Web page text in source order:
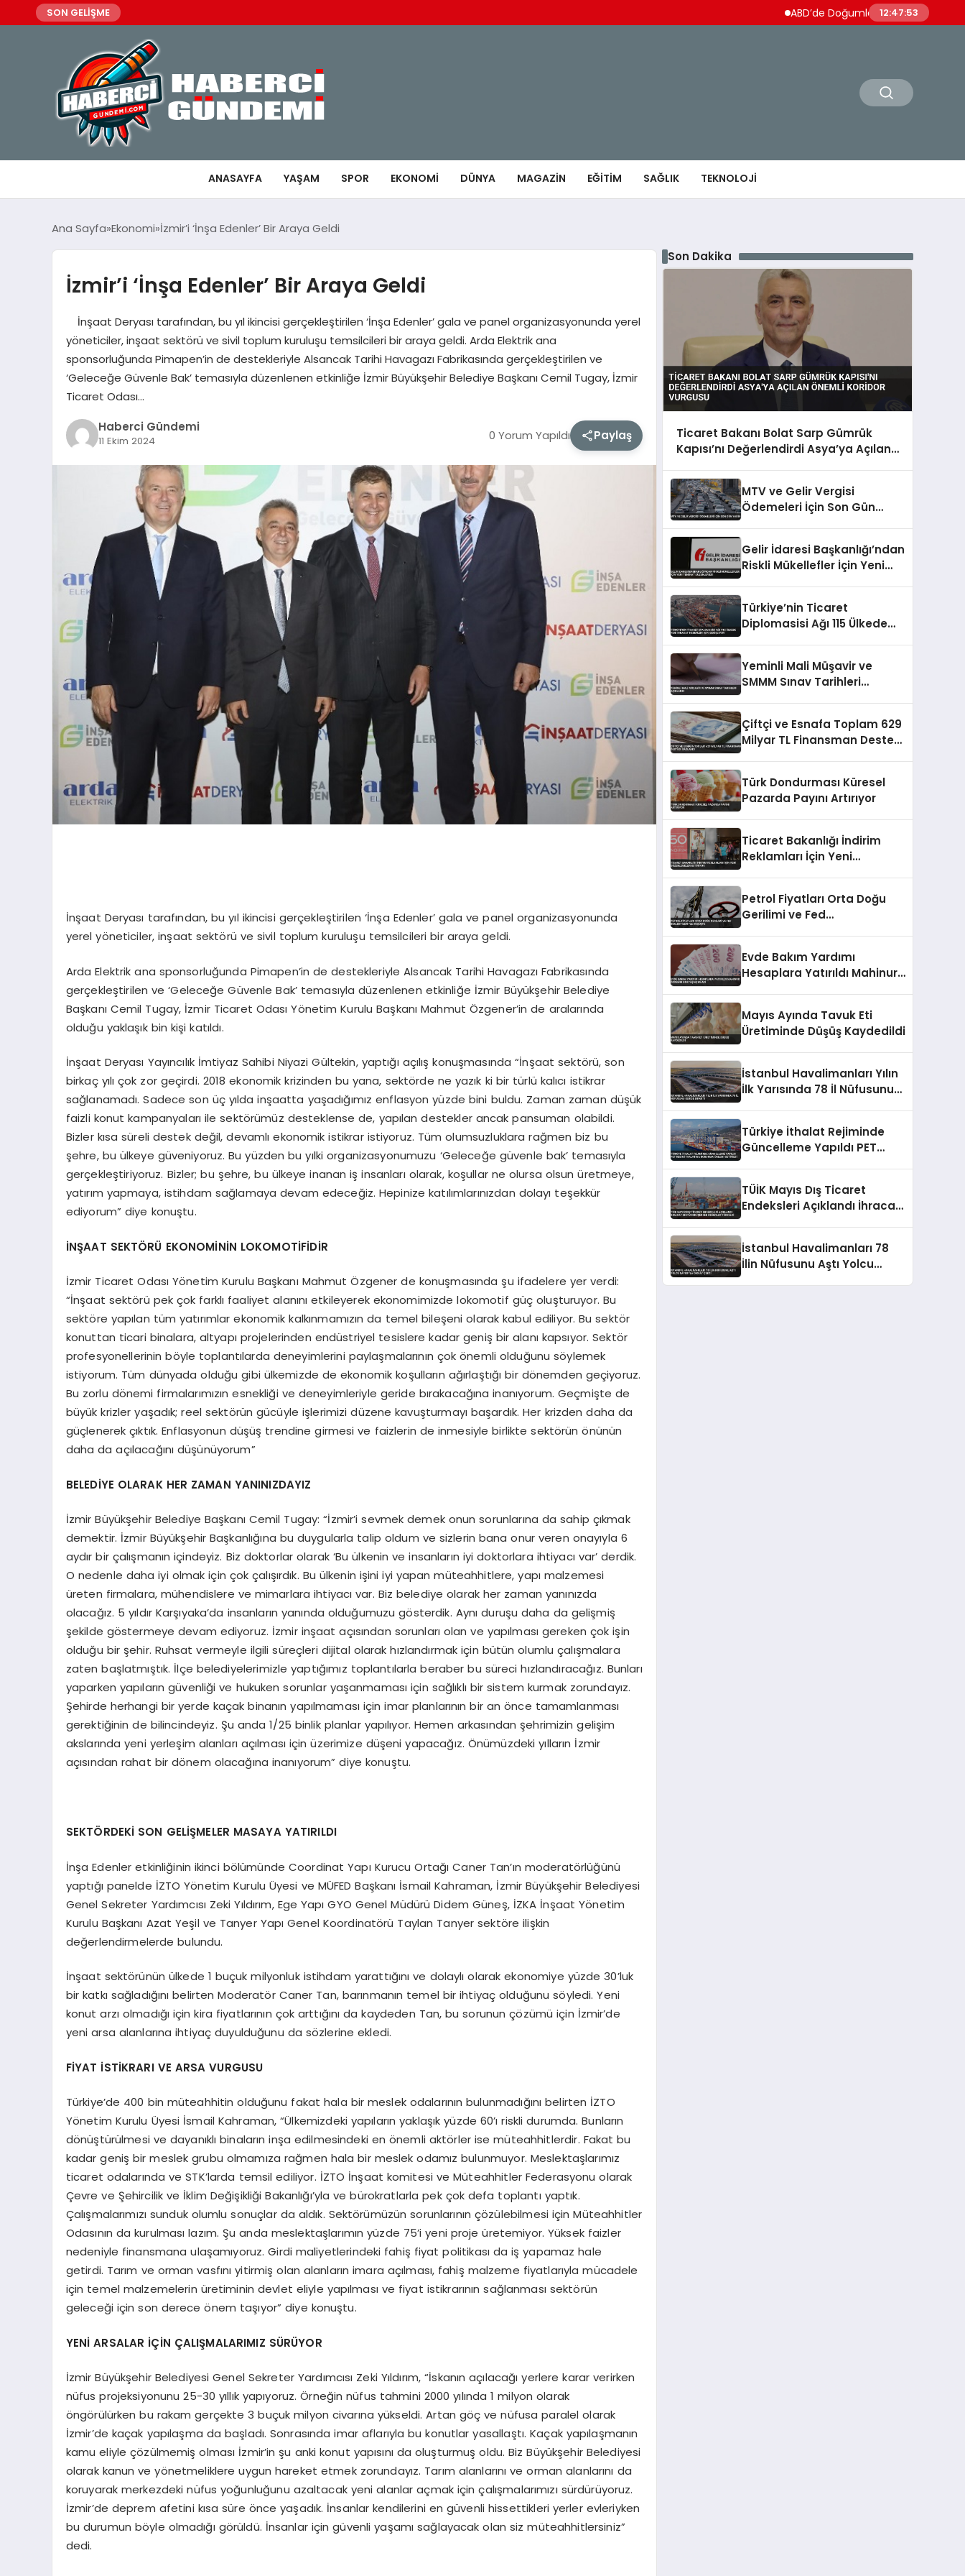
SON GELİŞME ABD’de Doğumla Vatandaşlık
12:47:54
ANASAYFA YAŞAM SPOR EKONOMI DÜNYA MAGAZIN EĞITIM SAĞLIK TEKNOLOJI
Ana Sayfa Ekonomi İzmir’i ‘İnşa Edenler’ Bir Araya Geldi
İzmir’i ‘İnşa Edenler’ Bir Araya Geldi
İnşaat Deryası tarafından, bu yıl ikincisi gerçekleştirilen ‘İnşa Edenler’ gala ve panel organizasyonunda yerel
yöneticiler, inşaat sektörü ve sivil toplum kuruluşu temsilcileri bir araya geldi. Arda Elektrik ana
sponsorluğunda Pimapen’in de destekleriyle Alsancak Tarihi Havagazı Fabrikasında gerçekleştirilen ve
‘Geleceğe Güvenle Bak’ temasıyla düzenlenen etkinliğe İzmir Büyükşehir Belediye Başkanı Cemil Tugay, İzmir
Ticaret Odası…
Haberci Gündemi
11 Ekim 2024 0 Yorum Yapıldı Paylaş
İnşaat Deryası tarafından, bu yıl ikincisi gerçekleştirilen ‘İnşa Edenler’ gala ve panel organizasyonunda
yerel yöneticiler, inşaat sektörü ve sivil toplum kuruluşu temsilcileri bir araya geldi.
Arda Elektrik ana sponsorluğunda Pimapen’in de destekleriyle Alsancak Tarihi Havagazı Fabrikasında
gerçekleştirilen ve ‘Geleceğe Güvenle Bak’ temasıyla düzenlenen etkinliğe İzmir Büyükşehir Belediye
Başkanı Cemil Tugay, İzmir Ticaret Odası Yönetim Kurulu Başkanı Mahmut Özgener’in de aralarında
olduğu yaklaşık bin kişi katıldı.
İnşaat Deryası Yayıncılık İmtiyaz Sahibi Niyazi Gültekin, yaptığı açılış konuşmasında “İnşaat sektörü, son
birkaç yılı çok zor geçirdi. 2018 ekonomik krizinden bu yana, sektörde ne yazık ki bir türlü kalıcı istikrar
sağlanamadı. Sadece son üç yılda inşaatta yaşadığımız enflasyon yüzde bini buldu. Zaman zaman düşük
faizli konut kampanyaları ile sektörümüz desteklense de, yapılan destekler ancak pansuman olabildi.
Bizler kısa süreli destek değil, devamlı ekonomik istikrar istiyoruz. Tüm olumsuzluklara rağmen biz bu
şehre, bu ülkeye güveniyoruz. Bu yüzden bu yılki organizasyonumuzu ‘Geleceğe güvenle bak’ temasıyla
gerçekleştiriyoruz. Bizler; bu şehre, bu ülkeye inanan iş insanları olarak, koşullar ne olursa olsun üretmeye,
yatırım yapmaya, istihdam sağlamaya devam edeceğiz. Hepinize katılımlarınızdan dolayı teşekkür
ediyorum” diye konuştu.
İNŞAAT SEKTÖRÜ EKONOMİNİN LOKOMOTİFİDİR
İzmir Ticaret Odası Yönetim Kurulu Başkanı Mahmut Özgener de konuşmasında şu ifadelere yer verdi:
“İnşaat sektörü pek çok farklı faaliyet alanını etkileyerek ekonomimizde lokomotif güç oluşturuyor. Bu
sektöre yapılan tüm yatırımlar ekonomik kalkınmamızın da temel bileşeni olarak kabul ediliyor. Bu sektör
konuttan ticari binalara, altyapı projelerinden endüstriyel tesislere kadar geniş bir alanı kapsıyor. Sektör
profesyonellerinin böyle toplantılarda deneyimlerini paylaşmalarının çok önemli olduğunu söylemek
istiyorum. Tüm dünyada olduğu gibi ülkemizde de ekonomik koşulların ağırlaştığı bir dönemden geçiyoruz.
Bu zorlu dönemi firmalarımızın esnekliği ve deneyimleriyle geride bırakacağına inanıyorum. Geçmişte de
büyük krizler yaşadık; reel sektörün gücüyle işlerimizi düzene kavuşturmayı başardık. Her krizden daha da
güçlenerek çıktık. Enflasyonun düşüş trendine girmesi ve faizlerin de inmesiyle birlikte sektörün önünün
daha da açılacağını düşünüyorum”
BELEDİYE OLARAK HER ZAMAN YANINIZDAYIZ
İzmir Büyükşehir Belediye Başkanı Cemil Tugay: “İzmir’i sevmek demek onun sorunlarına da sahip çıkmak
demektir. İzmir Büyükşehir Başkanlığına bu duygularla talip oldum ve sizlerin bana onur veren onayıyla 6
aydır bir çalışmanın içindeyiz. Biz doktorlar olarak ‘Bu ülkenin ve insanların iyi doktorlara ihtiyacı var’ derdik.
O nedenle daha iyi olmak için çok çalışırdık. Bu ülkenin işini iyi yapan müteahhitlere, yapı malzemesi
üreten firmalara, mühendislere ve mimarlara ihtiyacı var. Biz belediye olarak her zaman yanınızda
olacağız. 5 yıldır Karşıyaka’da insanların yanında olduğumuzu gösterdik. Aynı duruşu daha da gelişmiş
şekilde göstermeye devam ediyoruz. İzmir inşaat açısından sorunları olan ve yapılması gereken çok işin
olduğu bir şehir. Ruhsat vermeyle ilgili süreçleri dijital olarak hızlandırmak için bütün olumlu çalışmalara
zaten başlatmıştık. İlçe belediyelerimizle yaptığımız toplantılarla beraber bu süreci hızlandıracağız. Bunları
yaparken yapıların güvenliği ve hukuken sorunlar yaşanmaması için sağlıklı bir sistem kurmak zorundayız.
Şehirde herhangi bir yerde kaçak binanın yapılmaması için imar planlarının bir an önce tamamlanması
gerektiğinin de bilincindeyiz. Şu anda 1/25 binlik planlar yapılıyor. Hemen arkasından şehrimizin gelişim
akslarında yeni yerleşim alanları açılması için üzerimize düşeni yapacağız. Önümüzdeki yılların İzmir
açısından rahat bir dönem olacağına inanıyorum” diye konuştu.
SEKTÖRDEKİ SON GELİŞMELER MASAYA YATIRILDI
İnşa Edenler etkinliğinin ikinci bölümünde Coordinat Yapı Kurucu Ortağı Caner Tan’ın moderatörlüğünü
yaptığı panelde İZTO Yönetim Kurulu Üyesi ve MÜFED Başkanı İsmail Kahraman, İzmir Büyükşehir Belediyesi
Genel Sekreter Yardımcısı Zeki Yıldırım, Ege Yapı GYO Genel Müdürü Didem Güneş, İZKA İnşaat Yönetim
Kurulu Başkanı Azat Yeşil ve Tanyer Yapı Genel Koordinatörü Taylan Tanyer sektöre ilişkin
değerlendirmelerde bulundu.
İnşaat sektörünün ülkede 1 buçuk milyonluk istihdam yarattığını ve dolaylı olarak ekonomiye yüzde 30’luk
bir katkı sağladığını belirten Moderatör Caner Tan, barınmanın temel bir ihtiyaç olduğunu söyledi. Yeni
konut arzı olmadığı için kira fiyatlarının çok arttığını da kaydeden Tan, bu sorunun çözümü için İzmir’de
yeni arsa alanlarına ihtiyaç duyulduğunu da sözlerine ekledi.
FİYAT İSTİKRARI VE ARSA VURGUSU
Türkiye’de 400 bin müteahhitin olduğunu fakat hala bir meslek odalarının bulunmadığını belirten İZTO
Yönetim Kurulu Üyesi İsmail Kahraman, “Ülkemizdeki yapıların yaklaşık yüzde 60’ı riskli durumda. Bunların
dönüştürülmesi ve dayanıklı binaların inşa edilmesindeki en önemli aktörler ise müteahhitlerdir. Fakat bu
kadar geniş bir meslek grubu olmamıza rağmen hala bir meslek odamız bulunmuyor. Meslektaşlarımız
ticaret odalarında ve STK’larda temsil ediliyor. İZTO İnşaat komitesi ve Müteahhitler Federasyonu olarak
Çevre ve Şehircilik ve İklim Değişikliği Bakanlığı’yla ve bürokratlarla pek çok defa toplantı yaptık.
Çalışmalarımızı sunduk olumlu sonuçlar da aldık. Sektörümüzün sorunlarının çözülebilmesi için Müteahhitler
Odasının da kurulması lazım. Şu anda meslektaşlarımın yüzde 75’i yeni proje üretemiyor. Yüksek faizler
nedeniyle finansmana ulaşamıyoruz. Girdi maliyetlerindeki fahiş fiyat politikası da iş yapamaz hale
getirdi. Tarım ve orman vasfını yitirmiş olan alanların imara açılması, fahiş malzeme fiyatlarıyla mücadele
için temel malzemelerin üretiminin devlet eliyle yapılması ve fiyat istikrarının sağlanması sektörün
geleceği için son derece önem taşıyor” diye konuştu.
YENİ ARSALAR İÇİN ÇALIŞMALARIMIZ SÜRÜYOR
İzmir Büyükşehir Belediyesi Genel Sekreter Yardımcısı Zeki Yıldırım, “İskanın açılacağı yerlere karar verirken
nüfus projeksiyonunu 25-30 yıllık yapıyoruz. Örneğin nüfus tahmini 2000 yılında 1 milyon olarak
öngörülürken bu rakam gerçekte 3 buçuk milyon civarına yükseldi. Artan göç ve nüfusa paralel olarak
İzmir’de kaçak yapılaşma da başladı. Sonrasında imar aflarıyla bu konutlar yasallaştı. Kaçak yapılaşmanın
kamu eliyle çözülmemiş olması İzmir’in şu anki konut yapısını da oluşturmuş oldu. Biz Büyükşehir Belediyesi
olarak kanun ve yönetmeliklere uygun hareket etmek zorundayız. Tarım alanlarını ve orman alanlarını da
koruyarak merkezdeki nüfus yoğunluğunu azaltacak yeni alanlar açmak için çalışmalarımızı sürdürüyoruz.
İzmir’de deprem afetini kısa süre önce yaşadık. İnsanlar kendilerini en güvenli hissettikleri yerler evleriyken
bu durumun böyle olmadığı görüldü. İnsanlar için güvenli yaşamı sağlayacak olan siz müteahhitlersiniz”
dedi.
Son Dakika
Ticaret Bakanı Bolat Sarp Gümrük
Kapısı’nı Değerlendirdi Asya’ya Açılan
MTV ve Gelir Vergisi
Ödemeleri İçin Son Gün
Gelir İdaresi Başkanlığı’ndan
Riskli Mükellefler İçin Yeni
Türkiye’nin Ticaret
Diplomasisi Ağı 115 Ülkede
Yeminli Mali Müşavir ve
SMMM Sınav Tarihleri
Çiftçi ve Esnafa Toplam 629
Milyar TL Finansman Desteği
Türk Dondurması Küresel
Pazarda Payını Artırıyor
Ticaret Bakanlığı İndirim
Reklamları İçin Yeni
Petrol Fiyatları Orta Doğu
Gerilimi ve Fed
Evde Bakım Yardımı
Hesaplara Yatırıldı Mahinur
Mayıs Ayında Tavuk Eti
Üretiminde Düşüş Kaydedildi
İstanbul Havalimanları Yılın
İlk Yarısında 78 İl Nüfusunu
Türkiye İthalat Rejiminde
Güncelleme Yapıldı PET
TÜİK Mayıs Dış Ticaret
Endeksleri Açıklandı İhracat
İstanbul Havalimanları 78
İlin Nüfusunu Aştı Yolcu